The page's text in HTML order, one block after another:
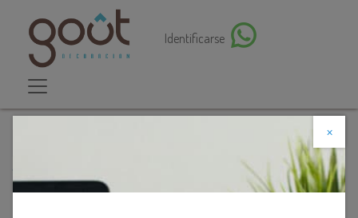
Identificarse
×
Descuento web
Lamp. Mesa De Madera Con Detalles Dorados